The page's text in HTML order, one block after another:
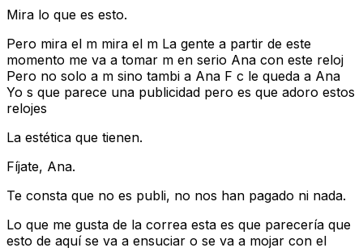
Mira lo que es esto.
Pero mira el m mira el m La gente a partir de este
momento me va a tomar m en serio Ana con este reloj
Pero no solo a m sino tambi a Ana F c le queda a Ana
Yo s que parece una publicidad pero es que adoro estos
relojes
La estética que tienen.
Fíjate, Ana.
Te consta que no es publi, no nos han pagado ni nada.
Lo que me gusta de la correa esta es que parecería que
esto de aquí se va a ensuciar o se va a mojar con el